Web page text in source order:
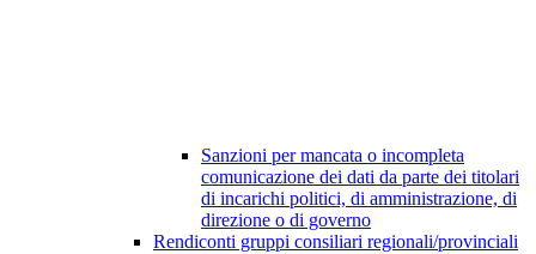
Sanzioni per mancata o incompleta
comunicazione dei dati da parte dei titolari
di incarichi politici, di amministrazione, di
direzione o di governo
Rendiconti gruppi consiliari regionali/provinciali